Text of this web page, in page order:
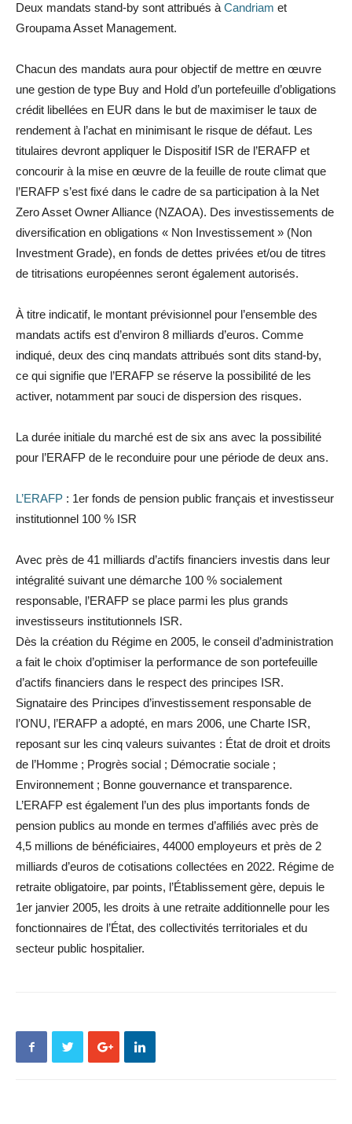
Deux mandats stand-by sont attribués à Candriam et
Groupama Asset Management.
Chacun des mandats aura pour objectif de mettre en œuvre
une gestion de type Buy and Hold d’un portefeuille d’obligations
crédit libellées en EUR dans le but de maximiser le taux de
rendement à l’achat en minimisant le risque de défaut. Les
titulaires devront appliquer le Dispositif ISR de l’ERAFP et
concourir à la mise en œuvre de la feuille de route climat que
l’ERAFP s’est fixé dans le cadre de sa participation à la Net
Zero Asset Owner Alliance (NZAOA). Des investissements de
diversification en obligations « Non Investissement » (Non
Investment Grade), en fonds de dettes privées et/ou de titres
de titrisations européennes seront également autorisés.
À titre indicatif, le montant prévisionnel pour l’ensemble des
mandats actifs est d’environ 8 milliards d’euros. Comme
indiqué, deux des cinq mandats attribués sont dits stand-by,
ce qui signifie que l’ERAFP se réserve la possibilité de les
activer, notamment par souci de dispersion des risques.
La durée initiale du marché est de six ans avec la possibilité
pour l’ERAFP de le reconduire pour une période de deux ans.
L’ERAFP : 1er fonds de pension public français et investisseur
institutionnel 100 % ISR
Avec près de 41 milliards d’actifs financiers investis dans leur
intégralité suivant une démarche 100 % socialement
responsable, l’ERAFP se place parmi les plus grands
investisseurs institutionnels ISR.
Dès la création du Régime en 2005, le conseil d’administration
a fait le choix d’optimiser la performance de son portefeuille
d’actifs financiers dans le respect des principes ISR.
Signataire des Principes d’investissement responsable de
l’ONU, l’ERAFP a adopté, en mars 2006, une Charte ISR,
reposant sur les cinq valeurs suivantes : État de droit et droits
de l’Homme ; Progrès social ; Démocratie sociale ;
Environnement ; Bonne gouvernance et transparence.
L’ERAFP est également l’un des plus importants fonds de
pension publics au monde en termes d’affiliés avec près de
4,5 millions de bénéficiaires, 44000 employeurs et près de 2
milliards d’euros de cotisations collectées en 2022. Régime de
retraite obligatoire, par points, l’Établissement gère, depuis le
1er janvier 2005, les droits à une retraite additionnelle pour les
fonctionnaires de l’État, des collectivités territoriales et du
secteur public hospitalier.